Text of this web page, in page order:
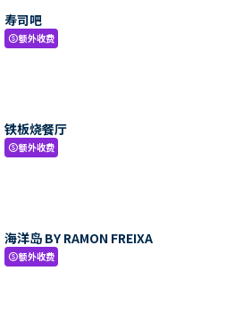
寿司吧
paid额外收费
铁板烧餐厅
paid额外收费
海洋岛 BY RAMON FREIXA
paid额外收费